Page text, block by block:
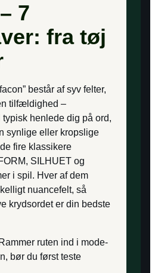
7
fra tøj
består af syv felter,
tilfældighed –
typisk henlede dig på ord,
synlige eller kropslige
fire klassikere
SILHUET og
i spil. Hver af dem
nuance­felt, så
krydsordet er din bedste
Rammer ruten ind i mode-
bør du først teste